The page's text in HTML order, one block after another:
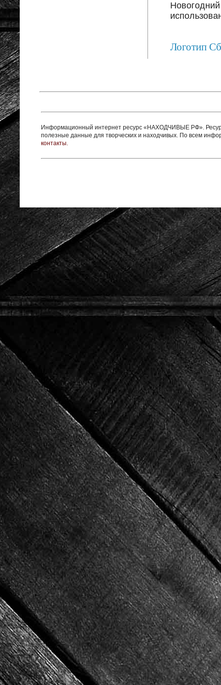
Логотип
Информационный интернет ресурс «НАХОДЧИВЫЕ РФ».
полезные данные для творческих и находчивых. По всем
контакты.